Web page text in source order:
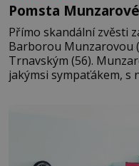
Pomsta
Přímo skandální zvěsti
Barborou Munzarovou
Trnavským (56).
jakýmsi sympaťákem, s